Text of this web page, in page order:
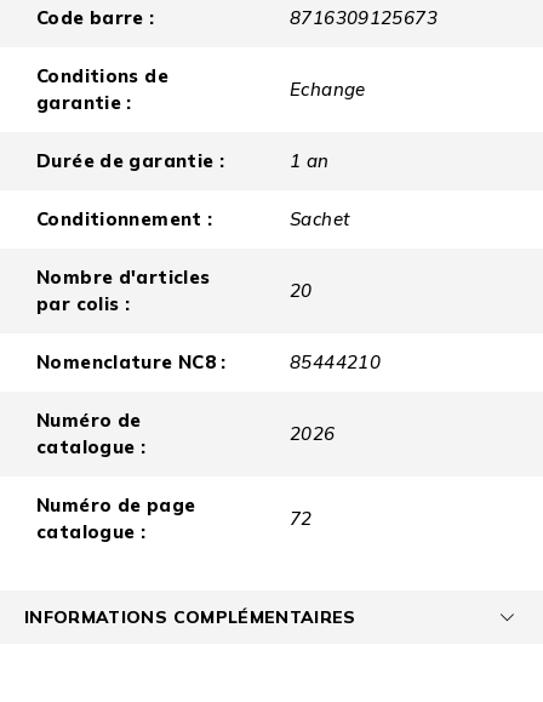
Code barre : 8716309125673
Conditions de
garantie :
Echange
Durée de garantie : 1 an
Conditionnement : Sachet
Nombre d'articles
par colis :
20
Nomenclature NC8 : 85444210
Numéro de
catalogue :
2026
Numéro de page
catalogue :
72
INFORMATIONS COMPLÉMENTAIRES